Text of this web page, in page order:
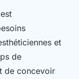
et
de
de concevoir